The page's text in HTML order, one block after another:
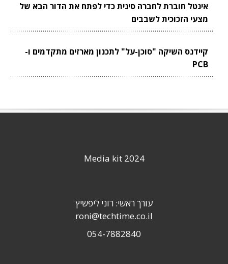
אינטל חוברת לחברה סינית כדי לפתח את הדור הבא של
מצעי הזכוכית לשבבים
קיידנס השיקה "סוכן-על" לתכנון מארזים מתקדמים ו-
PCB
Media kit 2024
עורך ראשי: רוני ליפשיץ
roni@techtime.co.il
054-7882840